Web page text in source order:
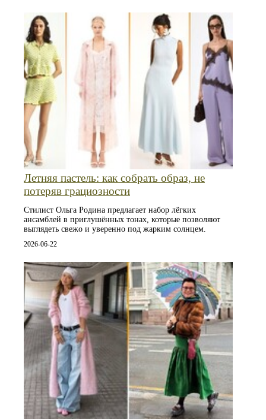
Летняя пастель: как собрать образ, не
потеряв грациозности
Стилист Ольга Родина предлагает набор лёгких
ансамблей в приглушённых тонах, которые позволяют
выглядеть свежо и уверенно под жарким солнцем.
2026-06-22